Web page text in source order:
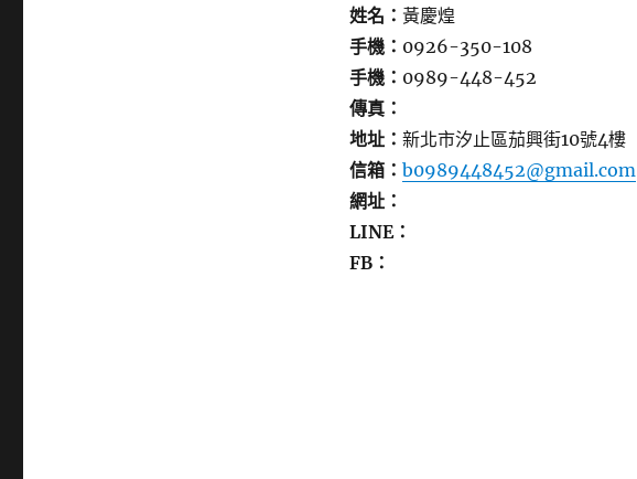
姓名： 黃慶煌
手機： 0926-350-108
手機： 0989-448-452
傳真：
地址： 新北市汐止區茄興街10號4樓
信箱： b0989448452@gmail.com
網址：
LINE：
FB：